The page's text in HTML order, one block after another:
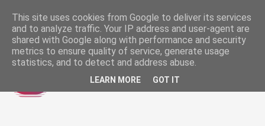
This site uses cookies from Google to deliver its services
and to analyze traffic. Your IP address and user-agent are
shared with Google along with performance and security
metrics to ensure quality of service, generate usage
statistics, and to detect and address abuse.
LEARN MORE GOT IT